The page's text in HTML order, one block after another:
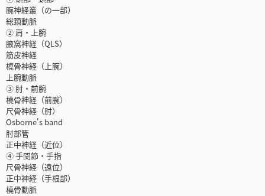
腕神経叢（の一部）
総頚動脈
② 肩・上腕
腋窩神経（QLS）
筋皮神経
橈骨神経（上腕）
上腕動脈
③ 肘・前腕
橈骨神経（前腕）
尺骨神経（肘）
Osborne's band
肘部管
正中神経（近位）
④ 手関節・手指
尺骨神経（遠位）
正中神経（手根部）
橈骨動脈